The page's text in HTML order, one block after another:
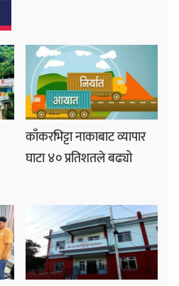
काँकरभिट्टा नाकाबाट व्यापार
घाटा ४० प्रतिशतले बढ्यो